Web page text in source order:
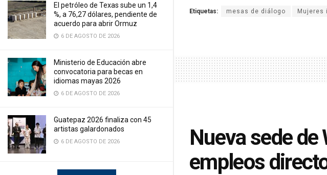
El petróleo de Texas sube un 1,4
%, a 76,27 dólares, pendiente de
acuerdo para abrir Ormuz
6 DE AGOSTO DE 2026
Ministerio de Educación abre
convocatoria para becas en
idiomas mayas 2026
6 DE AGOSTO DE 2026
Guatepaz 2026 finaliza con 45
artistas galardonados
6 DE AGOSTO DE 2026
Etiquetas: mesas de diálogo Mujeres
Nueva sede
empleos